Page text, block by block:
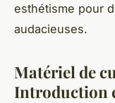
esthétisme pour
audacieuses.
Matériel de
Introduction